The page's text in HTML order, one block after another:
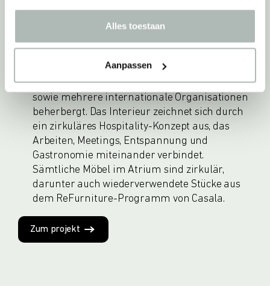
Alles toestaan
Aanpassen
ADAM SMITH BUILDING
Amsterdam - NL
Das Adam Smith Building ist ein
Businesszentrum, das rund 6.000 Fachkräfte
sowie mehrere internationale Organisationen
beherbergt. Das Interieur zeichnet sich durch
ein zirkuläres Hospitality-Konzept aus, das
Arbeiten, Meetings, Entspannung und
Gastronomie miteinander verbindet.
Sämtliche Möbel im Atrium sind zirkulär,
darunter auch wiederverwendete Stücke aus
dem ReFurniture-Programm von Casala.
Zum projekt